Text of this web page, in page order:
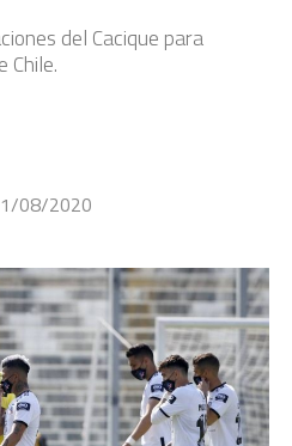
del Cacique para
Chile.
08/2020